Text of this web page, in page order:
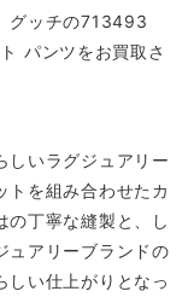
グッチの713493
パンツをお買取さ
しいラグジュアリー
トを組み合わせたカ
の丁寧な縫製と、し
ュアリーブランドの
しい仕上がりとなっ